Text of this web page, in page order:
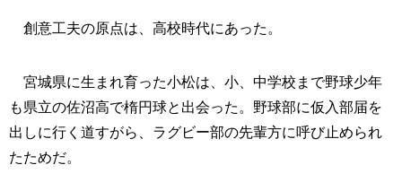
創意工夫の原点は、高校時代にあった。
宮城県に生まれ育った小松は、小、中学校まで野球少年
も県立の佐沼高で楕円球と出会った。野球部に仮入部届を
出しに行く道すがら、ラグビー部の先輩方に呼び止められ
たためだ。